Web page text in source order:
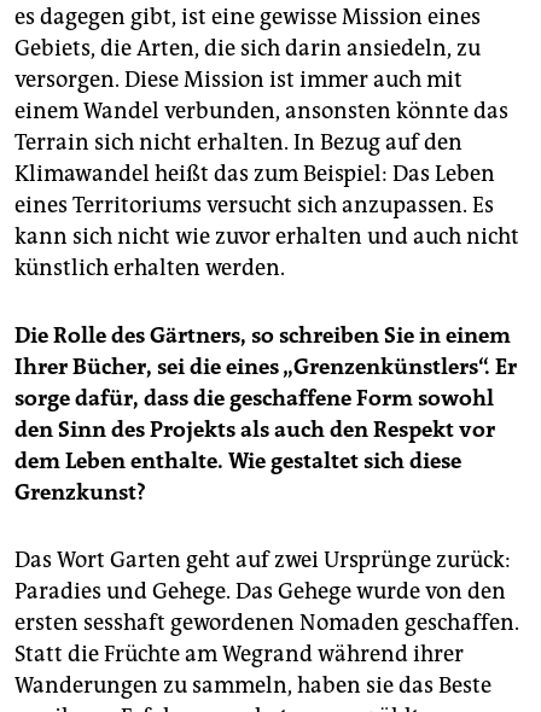
es dagegen gibt, ist eine gewisse Mission eines
Gebiets, die Arten, die sich darin ansiedeln, zu
versorgen. Diese Mission ist immer auch mit
einem Wandel verbunden, ansonsten könnte das
Terrain sich nicht erhalten. In Bezug auf den
Klimawandel heißt das zum Beispiel: Das Leben
eines Territoriums versucht sich anzupassen. Es
kann sich nicht wie zuvor erhalten und auch nicht
künstlich erhalten werden.
Die Rolle des Gärtners, so schreiben Sie in einem
Ihrer Bücher, sei die eines „Grenzenkünstlers“. Er
sorge dafür, dass die geschaffene Form sowohl
den Sinn des Projekts als auch den Respekt vor
dem Leben enthalte. Wie gestaltet sich diese
Grenzkunst?
Das Wort Garten geht auf zwei Ursprünge zurück:
Paradies und Gehege. Das Gehege wurde von den
ersten sesshaft gewordenen Nomaden geschaffen.
Statt die Früchte am Wegrand während ihrer
Wanderungen zu sammeln, haben sie das Beste